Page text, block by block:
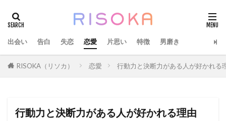
出会い 告白 失恋 恋愛 片思い 特徴 男磨き
RISOKA（リソカ） 恋愛 行動力と決断力がある人が好かれる
行動力と決断力がある人が好かれる理由